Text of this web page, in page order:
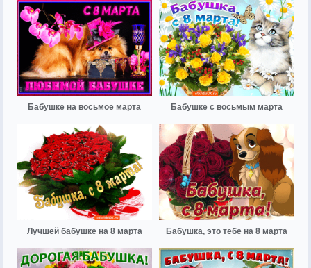
Бабушке на восьмое марта Бабушке с восьмым марта
Лучшей бабушке на 8 марта Бабушка, это тебе на 8 марта